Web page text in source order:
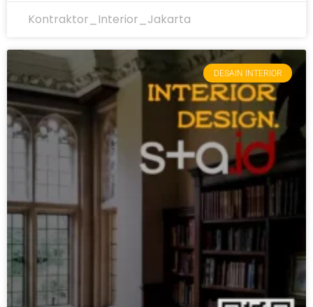
Kontraktor_Interior_Jakarta
DESAIN INTERIOR